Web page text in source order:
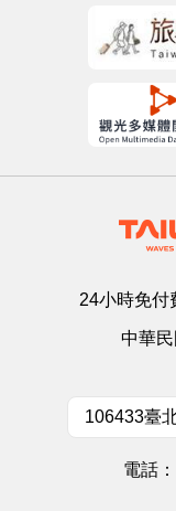
24小時免付
中華
106433臺
電話：